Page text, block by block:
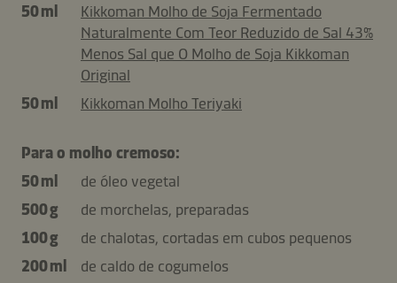
50 ml
Kikkoman Molho de Soja Fermentado
Naturalmente Com Teor Reduzido de Sal 43%
Menos Sal que O Molho de Soja Kikkoman
Original
50 ml
Kikkoman Molho Teriyaki
Para o molho cremoso:
50 ml
de óleo vegetal
500 g
de morchelas, preparadas
100 g
de chalotas, cortadas em cubos pequenos
200 ml
de caldo de cogumelos